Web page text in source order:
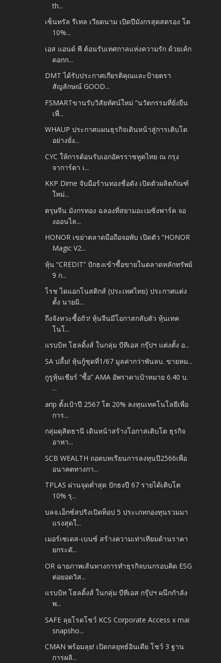
th...
เซ็นทรัล รีเทล เวียดนาม เปิดปีมังกรสุดสตรอง โต
10%...
เอส แอนด์ พี ต้อนรับเทศกาลแห่งความรัก ด้วยเค้ก
ดอกก...
DMT ได้รับประกาศเกียรติคุณและป้ายตรา
สัญลักษณ์ GOOD...
FSMARTขานรับวิสัยทัศน์ใหม่ “นวัตกรรมที่ยั่งยืน
เพื่...
WHAUP ประกาศแผนธุรกิจเดินหน้าสู่การเติบโต
อย่างยั่ง...
CYC ให้การต้อนรับเอกอัครราชทูตไทย ณ กรุง
จาการ์ตา เ...
KKP Dime จับมือร้านทองชื่อดัง เปิดตัวผลิตภัณฑ์
ใหม่...
ตรุษจีน มังกรทอง ฉลองที่สยามอะเมซิ่งพาร์ค จอ
งออนไล...
HONOR เขย่าตลาดมือถือจอพับ เปิดตัว “HONOR
Magic V2...
หุ้น “CREDIT” ปักธงเข้าซื้อขายในตลาดหลักทรัพย์
9 ก...
โรช ไดแอกโนสติกส์ (ประเทศไทย) ประกาศแต่ง
ตั้ง นายมิ...
ถึงจังหวะซื้อถัว! หุ้นจีนมีโอกาสกลับตัว หุ้นเทค
โนโ...
แรบบิท โฮลดิ้งส์ ในกลุ่ม บีทีเอส กรุ๊ปฯ แต่งตั้ง อ...
SA ปลื้ม! หุ้นกู้ชุดที่1/67 มูลค่ากว่าพันลบ. ขายหม...
กูรูหุ้นเชียร์ “ซื้อ” AMA อัพราคาเป้าหมาย 6.40 บ.
...
arip ตั้งเป้าปี 2567 โต 20% ลงทุนเทคโนโลยีเพื่อ
การ...
กลุ่มดุสิตธานี เดินหน้าสร้างโอกาสเติบโต ธุรกิจ
อาหา...
SCB WEALTH ถอดบทเรียนการลงทุนปี2566เพื่อ
อนาคตทางกา...
TPLAS ผ่านจุดต่ำสุด ปักธงปี 67 รายได้เติบโต
10% รุ...
บลจ.เอ็กซ์สปริงเปิดท็อป 5 ประเภทกองทุนรวมมา
แรงสุดใ...
เมอร์เซเดส-เบนซ์ สร้างความเท่าเทียมด้านราคา
ยกระดั...
OR ฉายภาพเส้นทางการทำธุรกิจบนกรอบคิด ESG
ต่อยอดวิส...
แรบบิท โฮลดิ้งส์ ในกลุ่ม บีทีเอส กรุ๊ปฯ ผนึกกำลัง
พ...
SAFE ลุยโรดโชว์ KCS Corporate Access x mai
snapsho...
CMAN พร้อมลุย! เปิดกลยุทธ์อินเดีย โชว์ 3 ฐาน
การผลิ...